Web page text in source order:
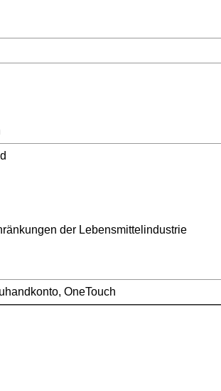
der Lebensmittelindustrie
OneTouch